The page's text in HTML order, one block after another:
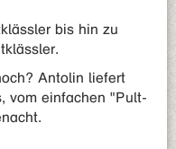
bis hin zu
Antolin liefert
vom einfachen "Pult-